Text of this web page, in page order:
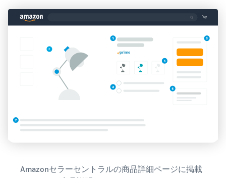
Amazonセラーセントラルの商品詳細ページに掲載